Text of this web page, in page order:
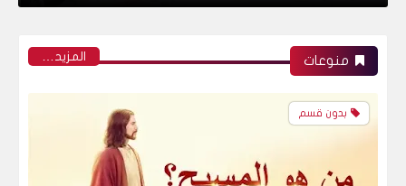
فيديو
منوعات ‏المزيد…
بدون قسم